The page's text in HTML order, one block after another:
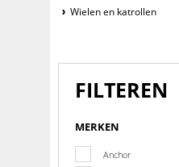
Wielen en katrollen
FILTEREN
MERKEN
Anchor